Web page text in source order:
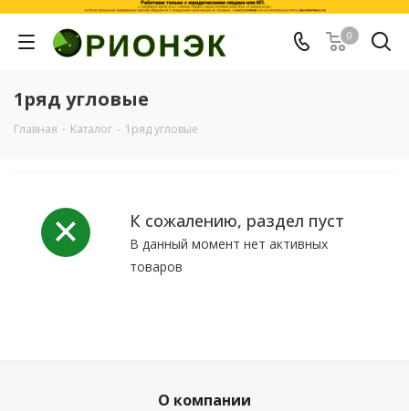
0
1ряд угловые
Главная - Каталог - 1ряд угловые
К сожалению, раздел пуст
В данный момент нет активных
товаров
О компании